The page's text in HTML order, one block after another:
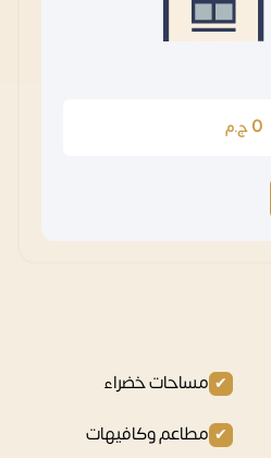
0 ج.م
مساحات خضراء
مطاعم وكافيهات